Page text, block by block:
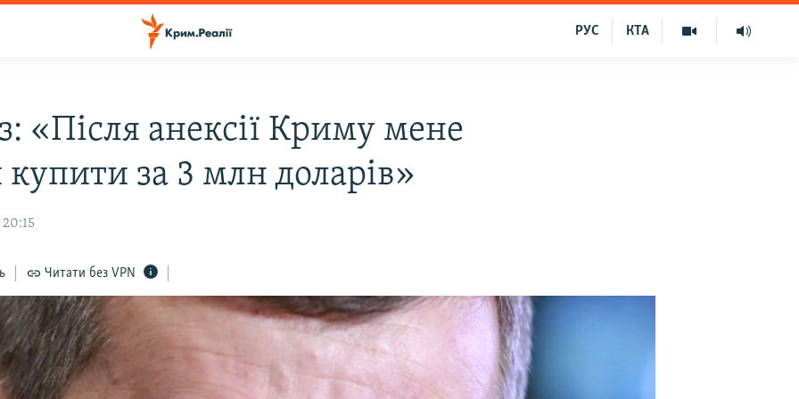
КТА
РУС
«Після анексії Криму мене
купити за 3 млн доларів»
Читати без VPN